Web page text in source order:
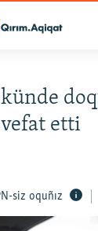
künde
etti
siz oquñız